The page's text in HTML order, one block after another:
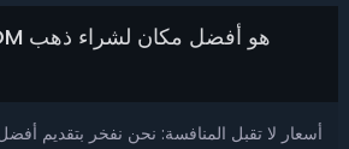
أسعار لا تقبل المنافسة: نحن نفخر بتقديم